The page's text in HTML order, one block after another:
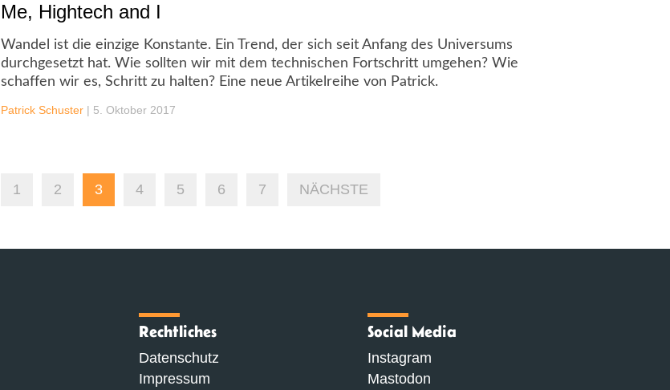
Me, Hightech and I
Wandel ist die einzige Konstante. Ein Trend, der sich seit Anfang des Universums
durchgesetzt hat. Wie sollten wir mit dem technischen Fortschritt umgehen? Wie
schaffen wir es, Schritt zu halten? Eine neue Artikelreihe von Patrick.
Patrick Schuster | 5. Oktober 2017
1 2 3 4 5 6 7 NÄCHSTE
Rechtliches
Datenschutz
Impressum
Social Media
Instagram
Mastodon